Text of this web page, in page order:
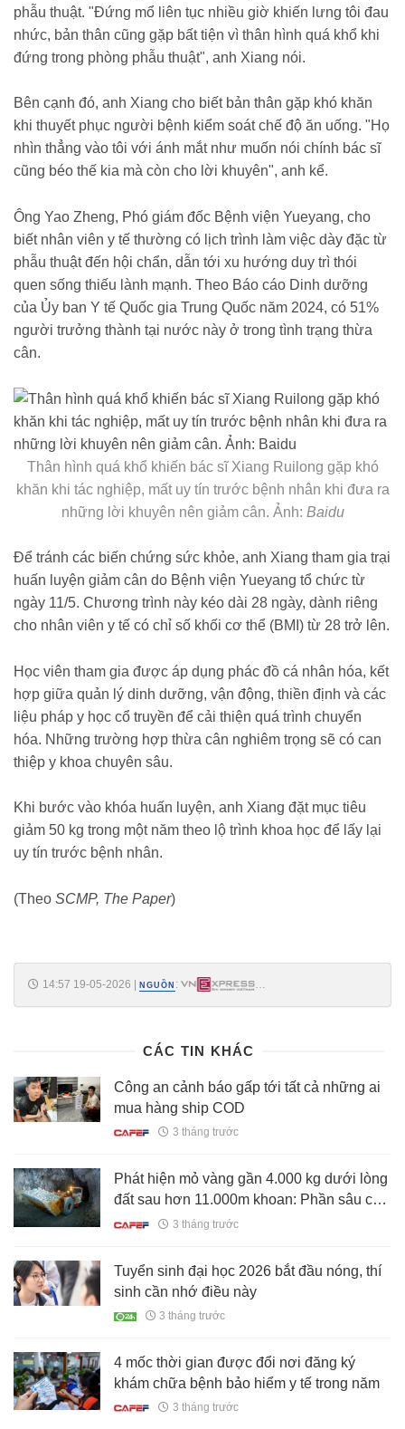
phẫu thuật. "Đứng mổ liên tục nhiều giờ khiến lưng tôi đau
nhức, bản thân cũng gặp bất tiện vì thân hình quá khổ khi
đứng trong phòng phẫu thuật", anh Xiang nói.
Bên cạnh đó, anh Xiang cho biết bản thân gặp khó khăn
khi thuyết phục người bệnh kiểm soát chế độ ăn uống. "Họ
nhìn thẳng vào tôi với ánh mắt như muốn nói chính bác sĩ
cũng béo thế kia mà còn cho lời khuyên", anh kể.
Ông Yao Zheng, Phó giám đốc Bệnh viện Yueyang, cho
biết nhân viên y tế thường có lịch trình làm việc dày đặc từ
phẫu thuật đến hội chẩn, dẫn tới xu hướng duy trì thói
quen sống thiếu lành mạnh. Theo Báo cáo Dinh dưỡng
của Ủy ban Y tế Quốc gia Trung Quốc năm 2024, có 51%
người trưởng thành tại nước này ở trong tình trạng thừa
cân.
Thân hình quá khổ khiến bác sĩ Xiang Ruilong gặp khó
khăn khi tác nghiệp, mất uy tín trước bệnh nhân khi đưa ra
những lời khuyên nên giảm cân. Ảnh: Baidu
Để tránh các biến chứng sức khỏe, anh Xiang tham gia trại
huấn luyện giảm cân do Bệnh viện Yueyang tổ chức từ
ngày 11/5. Chương trình này kéo dài 28 ngày, dành riêng
cho nhân viên y tế có chỉ số khối cơ thể (BMI) từ 28 trở lên.
Học viên tham gia được áp dụng phác đồ cá nhân hóa, kết
hợp giữa quản lý dinh dưỡng, vận động, thiền định và các
liệu pháp y học cổ truyền để cải thiện quá trình chuyển
hóa. Những trường hợp thừa cân nghiêm trọng sẽ có can
thiệp y khoa chuyên sâu.
Khi bước vào khóa huấn luyện, anh Xiang đặt mục tiêu
giảm 50 kg trong một năm theo lộ trình khoa học để lấy lại
uy tín trước bệnh nhân.
(Theo SCMP, The Paper)
14:57 19-05-2026 | NGUỒN :
CÁC TIN KHÁC
Công an cảnh báo gấp tới tất cả những ai
mua hàng ship COD
3 tháng trước
Phát hiện mỏ vàng gần 4.000 kg dưới lòng
đất sau hơn 11.000m khoan: Phần sâu còn
đáng chú ý hơn rất nhiều
3 tháng trước
Tuyển sinh đại học 2026 bắt đầu nóng, thí
sinh cần nhớ điều này
3 tháng trước
4 mốc thời gian được đổi nơi đăng ký
khám chữa bệnh bảo hiểm y tế trong năm
3 tháng trước